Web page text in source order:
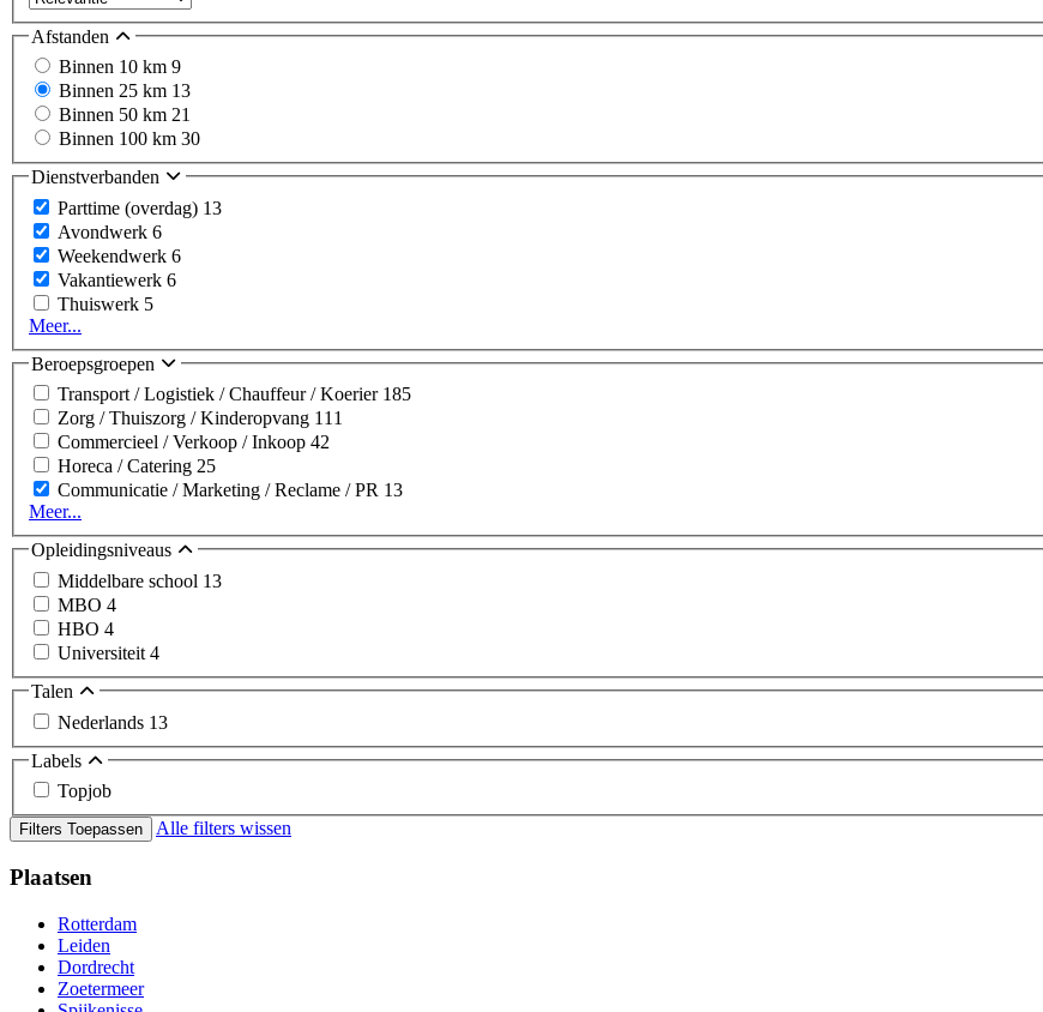
Afstanden
Binnen 10 km 9
Binnen 25 km 13
Binnen 50 km 21
Binnen 100 km 30
Dienstverbanden
Parttime (overdag) 13
Avondwerk 6
Weekendwerk 6
Vakantiewerk 6
Thuiswerk 5
Meer...
Beroepsgroepen
Transport / Logistiek / Chauffeur / Koerier 185
Zorg / Thuiszorg / Kinderopvang 111
Commercieel / Verkoop / Inkoop 42
Horeca / Catering 25
Communicatie / Marketing / Reclame / PR 13
Meer...
Opleidingsniveaus
Middelbare school 13
MBO 4
HBO 4
Universiteit 4
Talen
Nederlands 13
Labels
Topjob
Filters Toepassen Alle filters wissen
Plaatsen
Rotterdam
Leiden
Dordrecht
Zoetermeer